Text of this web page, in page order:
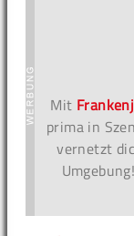
Mit
prima in
vernetzt